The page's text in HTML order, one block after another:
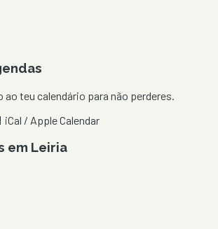
teu calendário para não perderes.
iCal / Apple Calendar
em Leiria